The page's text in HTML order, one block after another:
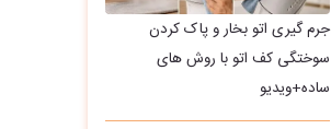
جرم گیری اتو بخار و پاک کردن
سوختگی کف اتو با روش های
ساده+ویدیو